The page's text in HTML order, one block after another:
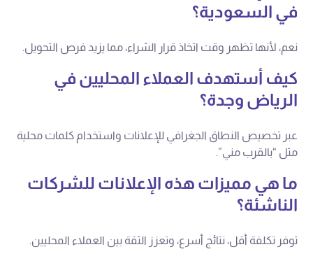
في السعودية؟
نعم، لأنها تظهر وقت اتخاذ قرار الشراء، مما يزيد فرص التحويل.
كيف أستهدف العملاء المحليين في
الرياض وجدة؟
عبر تخصيص النطاق الجغرافي للإعلانات واستخدام كلمات محلية
مثل “بالقرب مني”.
ما هي مميزات هذه الإعلانات للشركات
الناشئة؟
توفر تكلفة أقل، نتائج أسرع، وتعزز الثقة بين العملاء المحليين.